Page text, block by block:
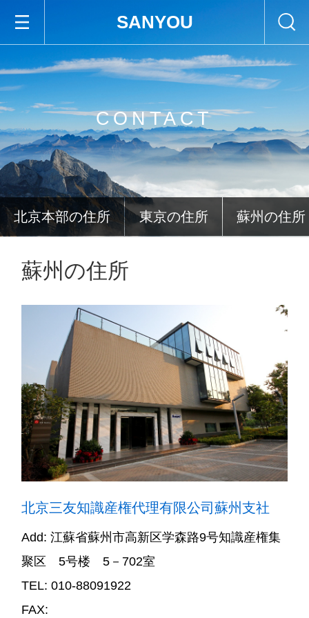
SANYOU
CONTACT
北京本部の住所 東京の住所 蘇州の住所
蘇州の住所
北京三友知識産権代理有限公司蘇州支社
Add: 江蘇省蘇州市高新区学森路9号知識産権集
聚区 5号楼 5－702室
TEL: 010-88091922
FAX: